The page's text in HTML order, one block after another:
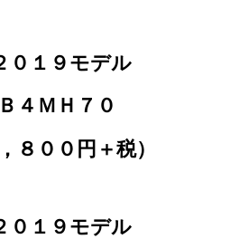
１９モデル
４ＭＨ７０
８００円＋税）
１９モデル